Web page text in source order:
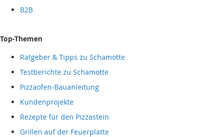
B2B
Top-Themen
Ratgeber & Tipps zu Schamotte
Testberichte zu Schamotte
Pizzaofen-Bauanleitung
Kundenprojekte
Rezepte für den Pizzastein
Grillen auf der Feuerplatte